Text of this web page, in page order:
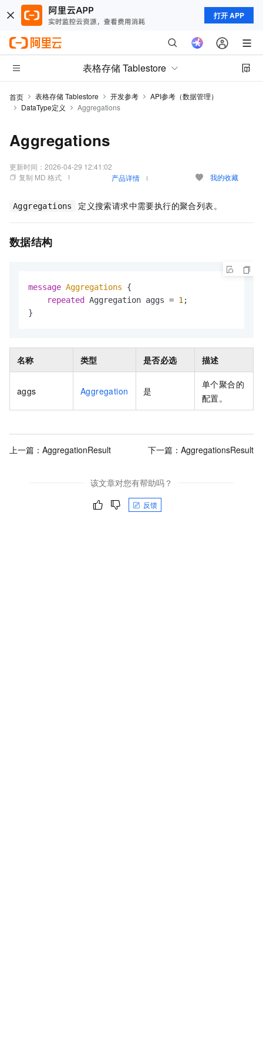
打开 APP
表格存储 Tablestore
首页 表格存储 Tablestore 开发参考
API参考（数据管理）
DataType定义
Aggregations
Aggregations
更新时间： 2026-04-29 12:41:02
复制 MD 格式
产品详情 我的收藏
Aggregations 定义搜索请求中需要执行的聚合列表。
数据结构
message Aggregations {
repeated
Aggregation aggs = 1 ;
}
名称 类型 是否必选 描述
aggs Aggregation 是
单个聚合的
配置。
上一篇： AggregationResult 下一篇： AggregationsResult
该文章对您有帮助吗？
反馈